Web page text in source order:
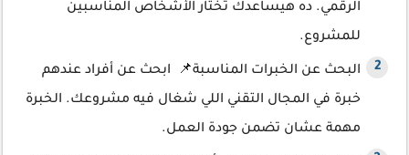
الرقمي. ده هيساعدك تختار الأشخاص المناسبين
للمشروع.
البحث عن الخبرات المناسبة📌 ابحث عن أفراد عندهم
خبرة في المجال التقني اللي شغال فيه مشروعك. الخبرة
مهمة عشان تضمن جودة العمل.